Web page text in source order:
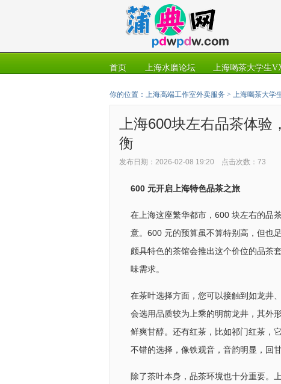
首页 上海水磨论坛 上海喝茶大学生
你的位置： 上海高端工作室外卖服务 > 上海喝茶大学
上海600块左右品茶体
衡
发布日期：2026-02-08 19:20 点击次数：73
600 元开启上海特色品茶之旅
在上海这座繁华都市，600 块左右的品
意。600 元的预算虽不算特别高，但也
颇具特色的茶馆会推出这个价位的品茶
味需求。
在茶叶选择方面，您可以接触到如龙井
会选用品质较为上乘的明前龙井，其外
鲜爽甘醇。还有红茶，比如祁门红茶，
不错的选择，像铁观音，音韵明显，回甘
除了茶叶本身，品茶环境也十分重要。